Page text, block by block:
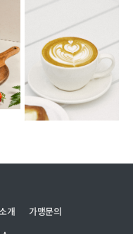
개 가맹문의